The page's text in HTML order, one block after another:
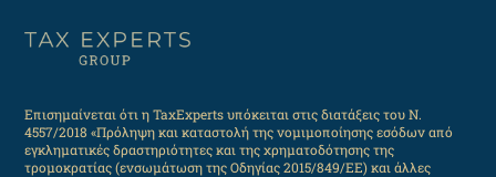
Επισημαίνεται ότι η TaxExperts υπόκειται στις διατάξεις του Ν.
4557/2018 «Πρόληψη και καταστολή της νομιμοποίησης εσόδων από
εγκληματικές δραστηριότητες και της χρηματοδότησης της
τρομοκρατίας (ενσωμάτωση της Οδηγίας 2015/849/ΕΕ) και άλλες